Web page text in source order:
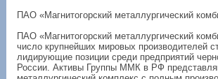
ПАО «Магнитогорский металлургический
ПАО «Магнитогорский металлургический
число крупнейших мировых производителей
лидирующие позиции среди предприятий
России. Активы Группы ММК в РФ